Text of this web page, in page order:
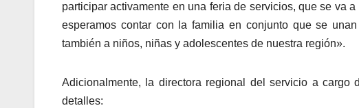
participar activamente en una feria de servicios, que se va
esperamos contar con la familia en conjunto que se
también a niños, niñas y adolescentes de nuestra región».
Adicionalmente, la directora regional del servicio a
detalles: